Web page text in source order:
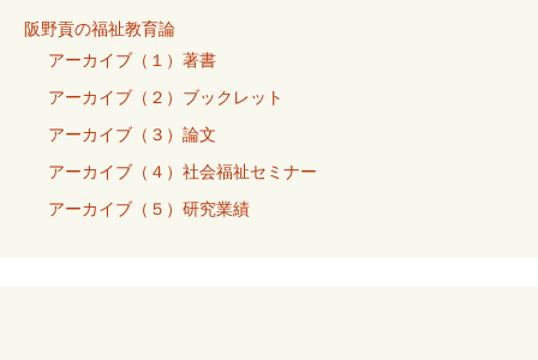
阪野貢の福祉教育論
アーカイブ（１）著書
アーカイブ（２）ブックレット
アーカイブ（３）論文
アーカイブ（４）社会福祉セミナー
アーカイブ（５）研究業績